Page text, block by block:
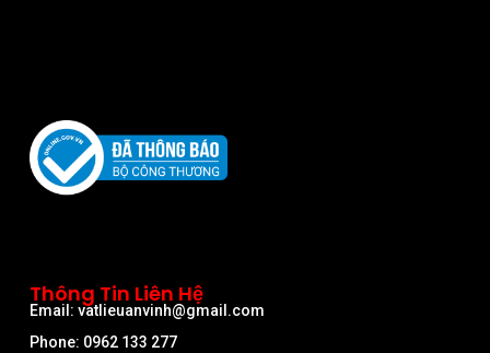
Thông Tin Liên Hệ
Email: vatlieuanvinh@gmail.com
Phone: 0962 133 277